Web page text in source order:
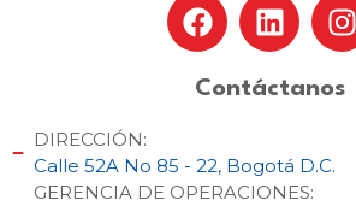
Contáctanos
DIRECCIÓN:
Calle 52A No 85 - 22, Bogotá D.C.
GERENCIA DE OPERACIONES: